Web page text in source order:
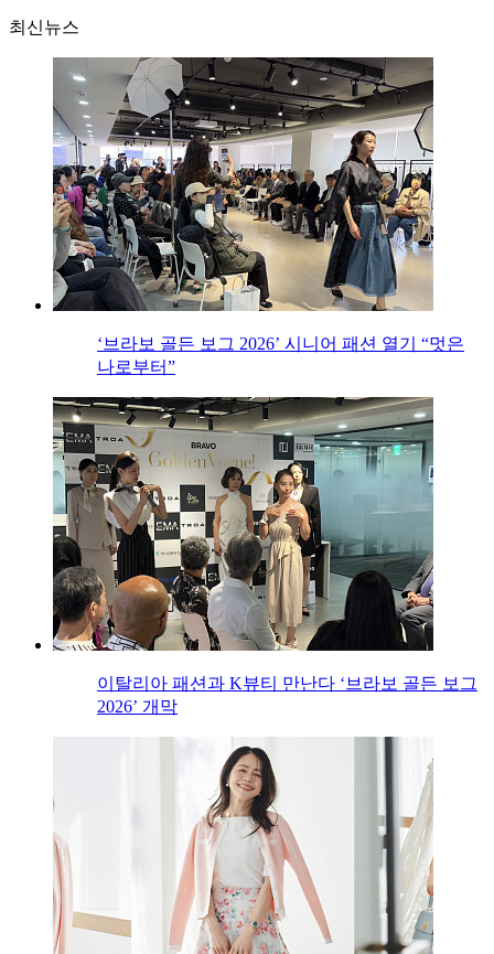
최신뉴스
‘브라보 골든 보그 2026’ 시니어 패션 열기 “멋은
나로부터”
이탈리아 패션과 K뷰티 만난다 ‘브라보 골든 보그
2026’ 개막